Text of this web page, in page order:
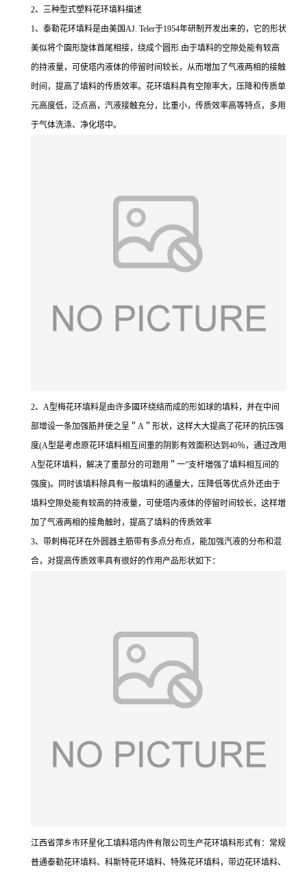
2、三种型式塑料花环填料描述
1、泰勒花环填料是由美国AJ. Teler于1954年研制开发出来的，它的形状
美似将个園形旋体首尾相接，绕成个圆形.由于填料的空隙处能有较高
的持液量，可使塔内液体的停留时间较长，从而増加了气液两相的接触
时间，提高了填料的传质效率。花环填料具有空隙率大，压降和传质单
元高度低，泛点高，汽液接触充分，比重小，传质效率高等特点，多用
于气体洗涤、净化塔中。
2、A型梅花环填料是由许多國环绕结而成的形如球的填料，并在中间
部增设一条加强筋并使之呈＂A＂形状，这样大大提高了花环的抗压强
度(A型是考虑原花环填料相互间重的阴影有效面积达到40％，通过改用
A型花环填料，解决了重部分的可题用＂一”支杆増强了填料相互间的
强度)。同时该填料除具有一般填料的通量大，压降低等优点外还由于
填料空隙处能有较高的持液量，可使塔内液体的停留时间较长，这样増
加了气液两相的接角触时，提高了填料的传质效率
3、带刺梅花环在外圆器主筋带有多点分布点，能加强汽液的分布和混
合，对提高传质效率具有很好的作用产品形状如下：
江西省萍乡市环星化工填料塔内件有限公司生产花环填料形式有：常规
普通泰勒花环填料、科斯特花环填料、特殊花环填料，带边花环填料、